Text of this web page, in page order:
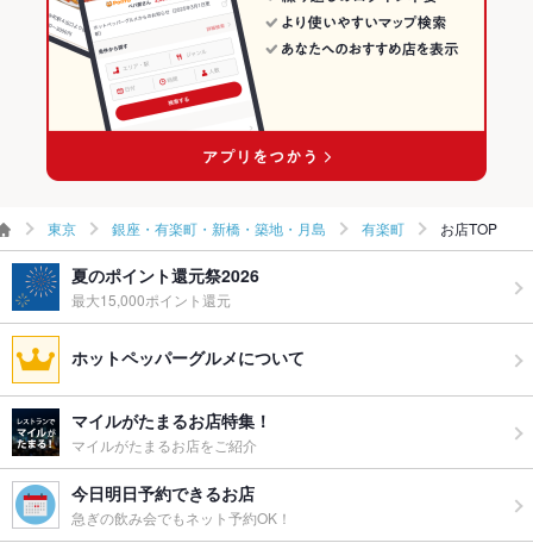
ウェディン
グパーティ
－
東京 銀座・有楽町・新橋・築地・月島 有楽町 お店TOP
夏のポイント還元祭2026
最大15,000ポイント還元
ホットペッパーグルメについて
マイルがたまるお店特集！
マイルがたまるお店をご紹介
今日明日予約できるお店
急ぎの飲み会でもネット予約OK！